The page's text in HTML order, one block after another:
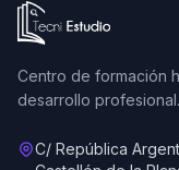
Ir a la página de
Centro de formación
desarrollo profesional.
C/ República